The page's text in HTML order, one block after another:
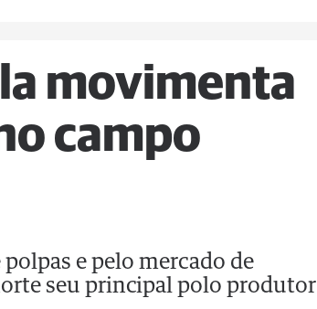
movimenta
campo
e pelo mercado de
seu principal polo produtor